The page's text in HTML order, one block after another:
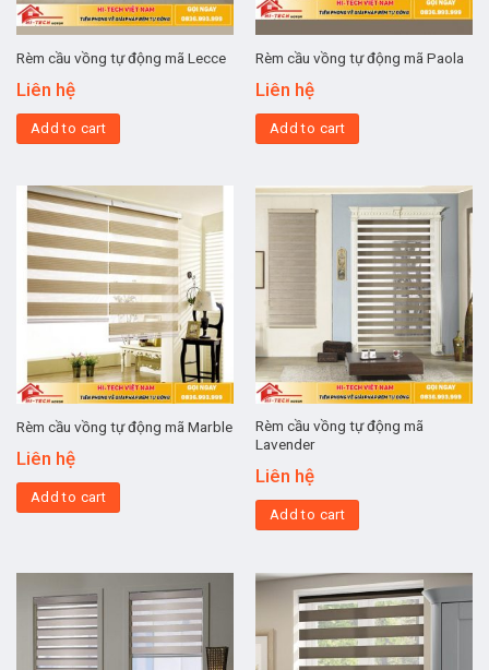
Rèm cầu vồng tự động mã Lecce
Liên hệ
Add to cart
Rèm cầu vồng tự động mã Paola
Liên hệ
Add to cart
Rèm cầu vồng tự động mã Marble
Liên hệ
Add to cart
Rèm cầu vồng tự động mã
Lavender
Liên hệ
Add to cart